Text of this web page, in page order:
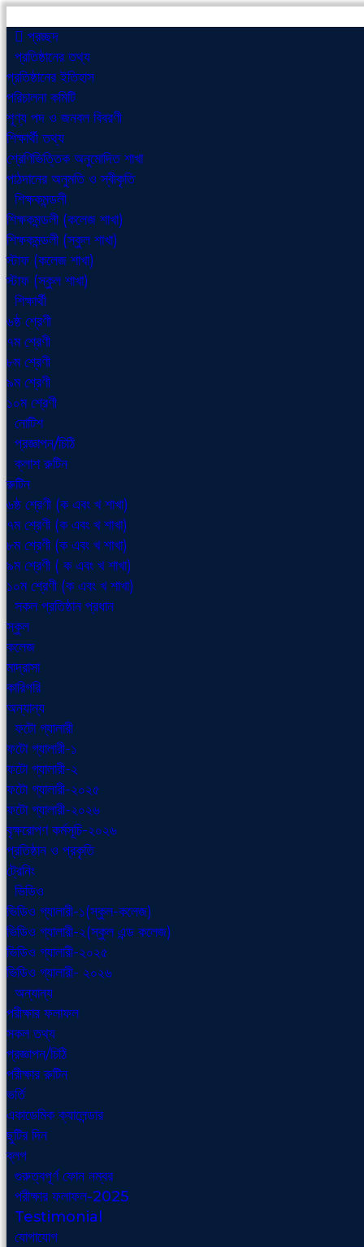
প্রচ্ছদ
প্রতিষ্ঠানের তথ্য
প্রতিষ্ঠানের ইতিহাস
পরিচালনা কমিটি
শূণ্য পদ ও জনবল বিবরণী
শিক্ষার্থী তথ্য
শ্রেণিভিত্তিক অনুমোদিত শাখা
পাঠদানের অনুমতি ও স্বীকৃতি
শিক্ষকমন্ডলী
শিক্ষকমন্ডলী (কলেজ শাখা)
শিক্ষকমন্ডলী (স্কুল শাখা)
স্টাফ (কলেজ শাখা)
স্টাফ (স্কুল শাখা)
শিক্ষার্থী
৬ষ্ঠ শ্রেণী
৭ম শ্রেণী
৮ম শ্রেণী
৯ম শ্রেণী
১০ম শ্রেণী
নোটিশ
প্রজ্ঞাপন/চিঠি
ক্লাশ রুটিন
রুটিন
৬ষ্ঠ শ্রেণী (ক এবং খ শাখা)
৭ম শ্রেণী (ক এবং খ শাখা)
৮ম শ্রেণী (ক এবং খ শাখা)
৯ম শ্রেণী ( ক এবং খ শাখা)
১০ম শ্রেণী (ক এবং খ শাখা)
সকল প্রতিষ্ঠান প্রধান
স্কুল
কলেজ
মাদ্রাসা
কারিগরি
অন্যান্য
ফটো গ্যালারী
ফটো গ্যালারী-১
ফটো গ্যালারী-২
ফটো গ্যালারী-২০২৫
ফটো গ্যালারী-২০২৬
বৃক্ষরোপণ কর্মসূচি-২০২৬
প্রতিষ্ঠান ও প্রকৃতি
ট্রেনিং
ভিডিও
ভিডিও গ্যালারী-১(স্কুল-কলেজ)
ভিডিও গ্যালারী-২(স্কুল এন্ড কলেজ)
ভিডিও গ্যালারী-২০২৫
ভিডিও গ্যালারী- ২০২৬
অন্যান্য
পরীক্ষার ফলাফল
সকল তথ্য
প্রজ্ঞাপন/চিঠি
পরীক্ষার রুটিন
ভর্তি
একাডেমিক ক্যালেন্ডার
ছুটির দিন
ব্লগ
গুরুত্বপূর্ণ ফোন নম্বর
পরীক্ষার ফলাফল-2025
Testimonial
যোগাযোগ